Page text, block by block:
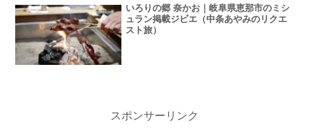
いろりの郷 奈かお｜岐阜県恵那市のミシ
ュラン掲載ジビエ（中条あやみのリクエ
スト旅）
スポンサーリンク